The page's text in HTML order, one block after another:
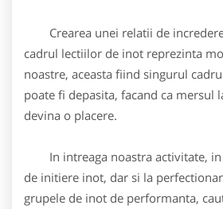
Crearea unei relatii de
cadrul lectiilor de inot reprezinta
noastre, aceasta fiind singurul
poate fi depasita, facand ca mersul
devina o placere.
In intreaga noastra activitate, in
de initiere inot, dar si la
grupele de inot de performanta,